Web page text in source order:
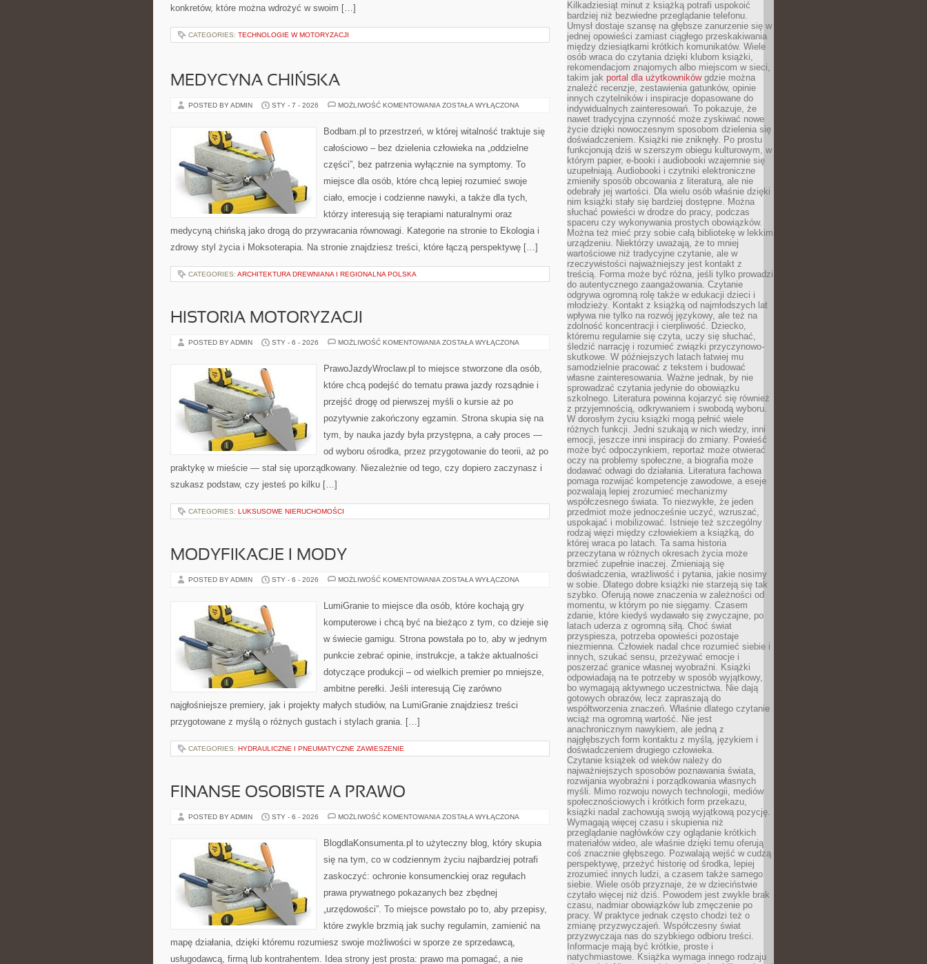
konkretów, które można wdrożyć w swoim […]
CATEGORIES: TECHNOLOGIE W MOTORYZACJI
MEDYCYNA CHIŃSKA
POSTED BY ADMIN STY - 7 - 2026 MOŻLIWOŚĆ KOMENTOWANIA MEDYCYNA
ZOSTAŁA WYŁĄCZONA
Bodbam.pl to przestrzeń, w której witalność traktuje się
całościowo – bez dzielenia człowieka na „oddzielne
części”, bez patrzenia wyłącznie na symptomy. To
miejsce dla osób, które chcą lepiej rozumieć swoje
ciało, emocje i codzienne nawyki, a także dla tych,
którzy interesują się terapiami naturalnymi oraz
medycyną chińską jako drogą do przywracania równowagi. Kategorie na stronie to Ekologia i
zdrowy styl życia i Moksoterapia. Na stronie znajdziesz treści, które łączą perspektywę […]
CATEGORIES: ARCHITEKTURA DREWNIANA I REGIONALNA POLSKA
HISTORIA MOTORYZACJI
POSTED BY ADMIN STY - 6 - 2026 MOŻLIWOŚĆ KOMENTOWANIA HISTORIA
ZOSTAŁA WYŁĄCZONA
PrawoJazdyWroclaw.pl to miejsce stworzone dla osób,
które chcą podejść do tematu prawa jazdy rozsądnie i
przejść drogę od pierwszej myśli o kursie aż po
pozytywnie zakończony egzamin. Strona skupia się na
tym, by nauka jazdy była przystępna, a cały proces —
od wyboru ośrodka, przez przygotowanie do teorii, aż po
praktykę w mieście — stał się uporządkowany. Niezależnie od tego, czy dopiero zaczynasz i
szukasz podstaw, czy jesteś po kilku […]
CATEGORIES: LUKSUSOWE NIERUCHOMOŚCI
MODYFIKACJE I MODY
POSTED BY ADMIN STY - 6 - 2026 MOŻLIWOŚĆ KOMENTOWANIA MODYFIKACJE
ZOSTAŁA WYŁĄCZONA
LumiGranie to miejsce dla osób, które kochają gry
komputerowe i chcą być na bieżąco z tym, co dzieje się
w świecie gamigu. Strona powstała po to, aby w jednym
punkcie zebrać opinie, instrukcje, a także aktualności
dotyczące produkcji – od wielkich premier po mniejsze,
ambitne perełki. Jeśli interesują Cię zarówno
najgłośniejsze premiery, jak i projekty małych studiów, na LumiGranie znajdziesz treści
przygotowane z myślą o różnych gustach i stylach grania. […]
CATEGORIES: HYDRAULICZNE I PNEUMATYCZNE ZAWIESZENIE
FINANSE OSOBISTE A PRAWO
POSTED BY ADMIN STY - 6 - 2026 MOŻLIWOŚĆ KOMENTOWANIA FINANSE
PRAWO
ZOSTAŁA WYŁĄCZONA
BlogdlaKonsumenta.pl to użyteczny blog, który skupia
się na tym, co w codziennym życiu najbardziej potrafi
zaskoczyć: ochronie konsumenckiej oraz regułach
prawa prywatnego pokazanych bez zbędnej
„urzędowości”. To miejsce powstało po to, aby przepisy,
które zwykle brzmią jak suchy regulamin, zamienić na
mapę działania, dzięki któremu rozumiesz swoje możliwości w sporze ze sprzedawcą,
usługodawcą, firmą lub kontrahentem. Idea strony jest prosta: prawo ma pomagać, a nie
Kilkadziesiąt minut z książką potrafi uspokoić
bardziej niż bezwiedne przeglądanie telefonu.
Umysł dostaje szansę na głębsze zanurzenie się w
jednej opowieści zamiast ciągłego przeskakiwania
między dziesiątkami krótkich komunikatów. Wiele
osób wraca do czytania dzięki klubom książki,
rekomendacjom znajomych albo miejscom w sieci,
takim jak portal dla użytkownikówgdzie można
znaleźć recenzje, zestawienia gatunków, opinie
innych czytelników i inspiracje dopasowane do
indywidualnych zainteresowań. To pokazuje, że
nawet tradycyjna czynność może zyskiwać nowe
życie dzięki nowoczesnym sposobom dzielenia się
doświadczeniem. Książki nie zniknęły. Po prostu
funkcjonują dziś w szerszym obiegu kulturowym, w
którym papier, e-booki i audiobooki wzajemnie się
uzupełniają. Audiobooki i czytniki elektroniczne
zmieniły sposób obcowania z literaturą, ale nie
odebrały jej wartości. Dla wielu osób właśnie dzięki
nim książki stały się bardziej dostępne. Można
słuchać powieści w drodze do pracy, podczas
spaceru czy wykonywania prostych obowiązków.
Można też mieć przy sobie całą bibliotekę w lekkim
urządzeniu. Niektórzy uważają, że to mniej
wartościowe niż tradycyjne czytanie, ale w
rzeczywistości najważniejszy jest kontakt z
treścią. Forma może być różna, jeśli tylko prowadzi
do autentycznego zaangażowania. Czytanie
odgrywa ogromną rolę także w edukacji dzieci i
młodzieży. Kontakt z książką od najmłodszych lat
wpływa nie tylko na rozwój językowy, ale też na
zdolność koncentracji i cierpliwość. Dziecko,
któremu regularnie się czyta, uczy się słuchać,
śledzić narrację i rozumieć związki przyczynowo-
skutkowe. W późniejszych latach łatwiej mu
samodzielnie pracować z tekstem i budować
własne zainteresowania. Ważne jednak, by nie
sprowadzać czytania jedynie do obowiązku
szkolnego. Literatura powinna kojarzyć się również
z przyjemnością, odkrywaniem i swobodą wyboru.
W dorosłym życiu książki mogą pełnić wiele
różnych funkcji. Jedni szukają w nich wiedzy, inni
emocji, jeszcze inni inspiracji do zmiany. Powieść
może być odpoczynkiem, reportaż może otwierać
oczy na problemy społeczne, a biografia może
dodawać odwagi do działania. Literatura fachowa
pomaga rozwijać kompetencje zawodowe, a eseje
pozwalają lepiej zrozumieć mechanizmy
współczesnego świata. To niezwykłe, że jeden
przedmiot może jednocześnie uczyć, wzruszać,
uspokajać i mobilizować. Istnieje też szczególny
rodzaj więzi między człowiekiem a książką, do
której wraca po latach. Ta sama historia
przeczytana w różnych okresach życia może
brzmieć zupełnie inaczej. Zmieniają się
doświadczenia, wrażliwość i pytania, jakie nosimy
w sobie. Dlatego dobre książki nie starzeją się tak
szybko. Oferują nowe znaczenia w zależności od
momentu, w którym po nie sięgamy. Czasem
zdanie, które kiedyś wydawało się zwyczajne, po
latach uderza z ogromną siłą. Choć świat
przyspiesza, potrzeba opowieści pozostaje
niezmienna. Człowiek nadal chce rozumieć siebie i
innych, szukać sensu, przeżywać emocje i
poszerzać granice własnej wyobraźni. Książki
odpowiadają na te potrzeby w sposób wyjątkowy,
bo wymagają aktywnego uczestnictwa. Nie dają
gotowych obrazów, lecz zapraszają do
współtworzenia znaczeń. Właśnie dlatego czytanie
wciąż ma ogromną wartość. Nie jest
anachronicznym nawykiem, ale jedną z
najgłębszych form kontaktu z myślą, językiem i
doświadczeniem drugiego człowieka.
Czytanie książek od wieków należy do
najważniejszych sposobów poznawania świata,
rozwijania wyobraźni i porządkowania własnych
myśli. Mimo rozwoju nowych technologii, mediów
społecznościowych i krótkich form przekazu,
książki nadal zachowują swoją wyjątkową pozycję.
Wymagają więcej czasu i skupienia niż
przeglądanie nagłówków czy oglądanie krótkich
materiałów wideo, ale właśnie dzięki temu oferują
coś znacznie głębszego. Pozwalają wejść w cudzą
perspektywę, przeżyć historię od środka, lepiej
zrozumieć innych ludzi, a czasem także samego
siebie. Wiele osób przyznaje, że w dzieciństwie
czytało więcej niż dziś. Powodem jest zwykle brak
czasu, nadmiar obowiązków lub zmęczenie po
pracy. W praktyce jednak często chodzi też o
zmianę przyzwyczajeń. Współczesny świat
przyzwyczaja nas do szybkiego odbioru treści.
Informacje mają być krótkie, proste i
natychmiastowe. Książka wymaga innego rodzaju